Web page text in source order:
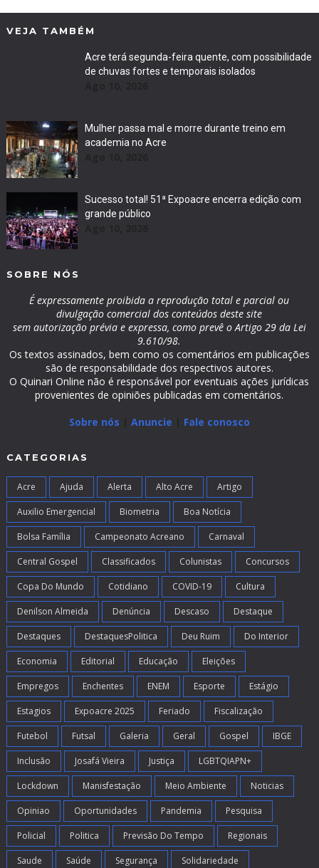
VEJA TAMBÉM
Acre terá segunda-feira quente, com possibilidade
de chuvas fortes e temporais isolados
Mulher passa mal e morre durante treino em
academia no Acre
Sucesso total! 51ª Expoacre encerra edição com
grande público
SOBRE NÓS
É expressamente proibida a reprodução total e parcial ou
divulgação comercial dos conteúdos deste site
sem autorização prévia e expressa, como prevê o Artigo 29 da Lei
9.610/98.
Os textos assinados, bem como os comentários em publicações
são de responsabilidade dos respectivos autores.
O Quinari Online não é responsável por eventuais ações jurídicas
provenientes de opiniões publicadas em comentários.
Sobre nós
Anuncie Fale conosco
CATEGORIAS
Acre Ajuda Alerta Alto Acre Artigo
Auxilio Emergencial Biometria Boa Notícia
Bolsa Família Campeonato Acreano Carnaval
Central Gospel Classificados Colunistas Concursos
Copa Do Mundo Cotidiano COVID-19 Cultura
Denilson Almeida Denúncia Descaso Destaque
Destaques DestaquesPolitica Deu Ruim Do Interior
Economia Editorial Educação Eleições
Empregos Enchentes ENEM Esporte Estágio
Estagios Expoacre 2025 Feriado Fiscalização
Futebol Futsal Galeria Geral Gospel IBGE
Inclusão Josafá Vieira Justiça LGBTQIAPN+
Lockdown Manisfestação Meio Ambiente Noticias
Opiniao Oportunidades Pandemia Pesquisa
Policial Politica Previsão Do Tempo Regionais
Saude Saúde Segurança Solidariedade